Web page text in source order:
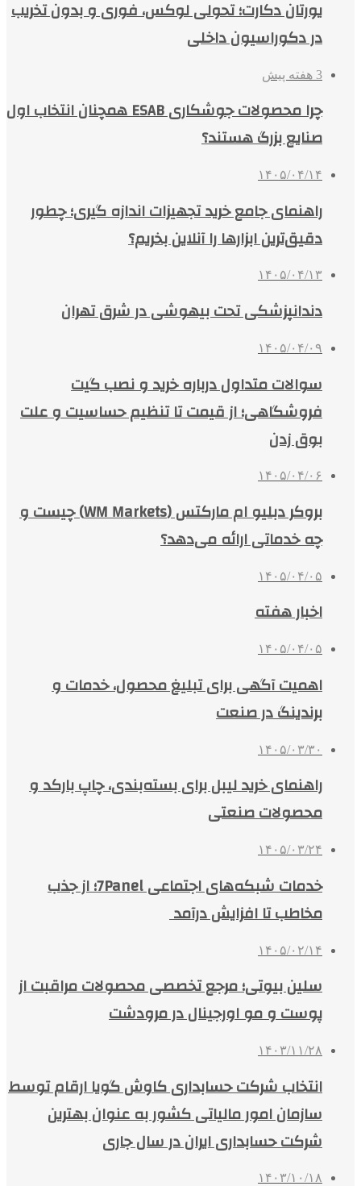
یورتان دکارت؛ تحولی لوکس، فوری و بدون تخریب
در دکوراسیون داخلی
3 هفته پیش
چرا محصولات جوشکاری ESAB همچنان انتخاب اول
صنایع بزرگ هستند؟
۱۴۰۵/۰۴/۱۴
راهنمای جامع خرید تجهیزات اندازه گیری؛ چطور
دقیق‌ترین ابزارها را آنلاین بخریم؟
۱۴۰۵/۰۴/۱۳
دندانپزشکی تحت بیهوشی در شرق تهران
۱۴۰۵/۰۴/۰۹
سوالات متداول درباره خرید و نصب گیت
فروشگاهی؛ از قیمت تا تنظیم حساسیت و علت
بوق زدن
۱۴۰۵/۰۴/۰۶
بروکر دبلیو ام مارکتس (WM Markets) چیست و
چه خدماتی ارائه می‌دهد؟
۱۴۰۵/۰۴/۰۵
اخبار هفته
۱۴۰۵/۰۴/۰۵
اهمیت آگهی برای تبلیغ محصول، خدمات و
برندینگ در صنعت
۱۴۰۵/۰۳/۳۰
راهنمای خرید لیبل برای بسته‌بندی، چاپ بارکد و
محصولات صنعتی
۱۴۰۵/۰۳/۲۴
خدمات شبکه‌های اجتماعی 7Panel؛ از جذب
مخاطب تا افزایش درآمد
۱۴۰۵/۰۲/۱۴
سلین بیوتی؛ مرجع تخصصی محصولات مراقبت از
پوست و مو اورجینال در مرودشت
۱۴۰۳/۱۱/۲۸
انتخاب شرکت حسابداری کاوش گویا ارقام توسط
سازمان امور مالیاتی کشور به عنوان بهترین
شرکت حسابداری ایران در سال جاری
۱۴۰۳/۱۰/۱۸